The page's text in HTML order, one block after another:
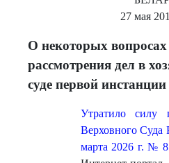
27 мая
О некоторых вопросах
рассмотрения дел в
суде первой инстанции
Утратило силу
Верховного Суда
марта 2026 г. № 8